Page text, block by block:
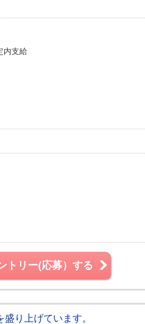
内支給
トリー(応募）する
り上げています。